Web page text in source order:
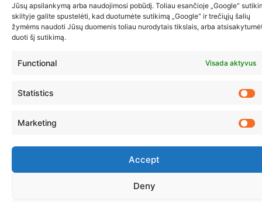
Jūsų apsilankymą arba naudojimosi pobūdį. Toliau esančioje „Google“
skiltyje galite spustelėti, kad duotumėte sutikimą „Google“ ir trečiųjų šalių
žymėms naudoti Jūsų duomenis toliau nurodytais tikslais, arba
duoti šį sutikimą.
Functional Visada aktyvus
Statistics
Marketing
Accept
Deny